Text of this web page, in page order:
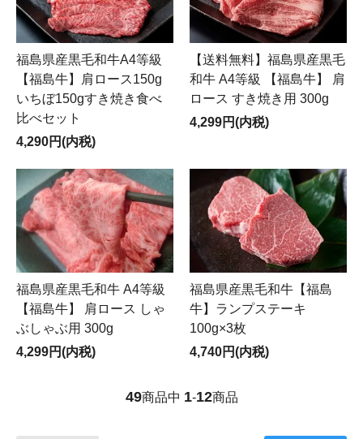
福島県産黒毛和牛A4等級
【福島牛】肩ロース150g
いちぼ150gすき焼き食べ
比べセット
4,290円(内税)
【送料無料】福島県産黒毛
和牛 A4等級 【福島牛】 肩
ロース すき焼き用 300g
4,299円(内税)
福島県産黒毛和牛 A4等級
【福島牛】 肩ロース しゃ
ぶしゃぶ用 300g
4,299円(内税)
福島県産黒毛和牛【福島
牛】ランプステーキ
100g×3枚
4,740円(内税)
49商品中 1-12商品